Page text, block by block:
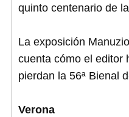
quinto centenario de
La exposición
cuenta cómo el editor
pierdan la 56ª Bienal
Verona